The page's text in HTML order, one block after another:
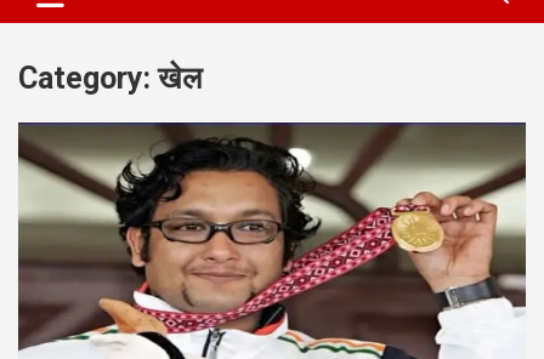
Category:खेल